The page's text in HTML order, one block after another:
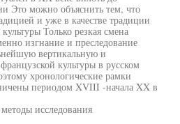
Это можно объяснить тем, что
и уже в качестве традиции
Только резкая смена
изгнание и преследование
вертикальную и
культуры в русском
хронологические рамки
периодом XVIII -начала XX в
исследования